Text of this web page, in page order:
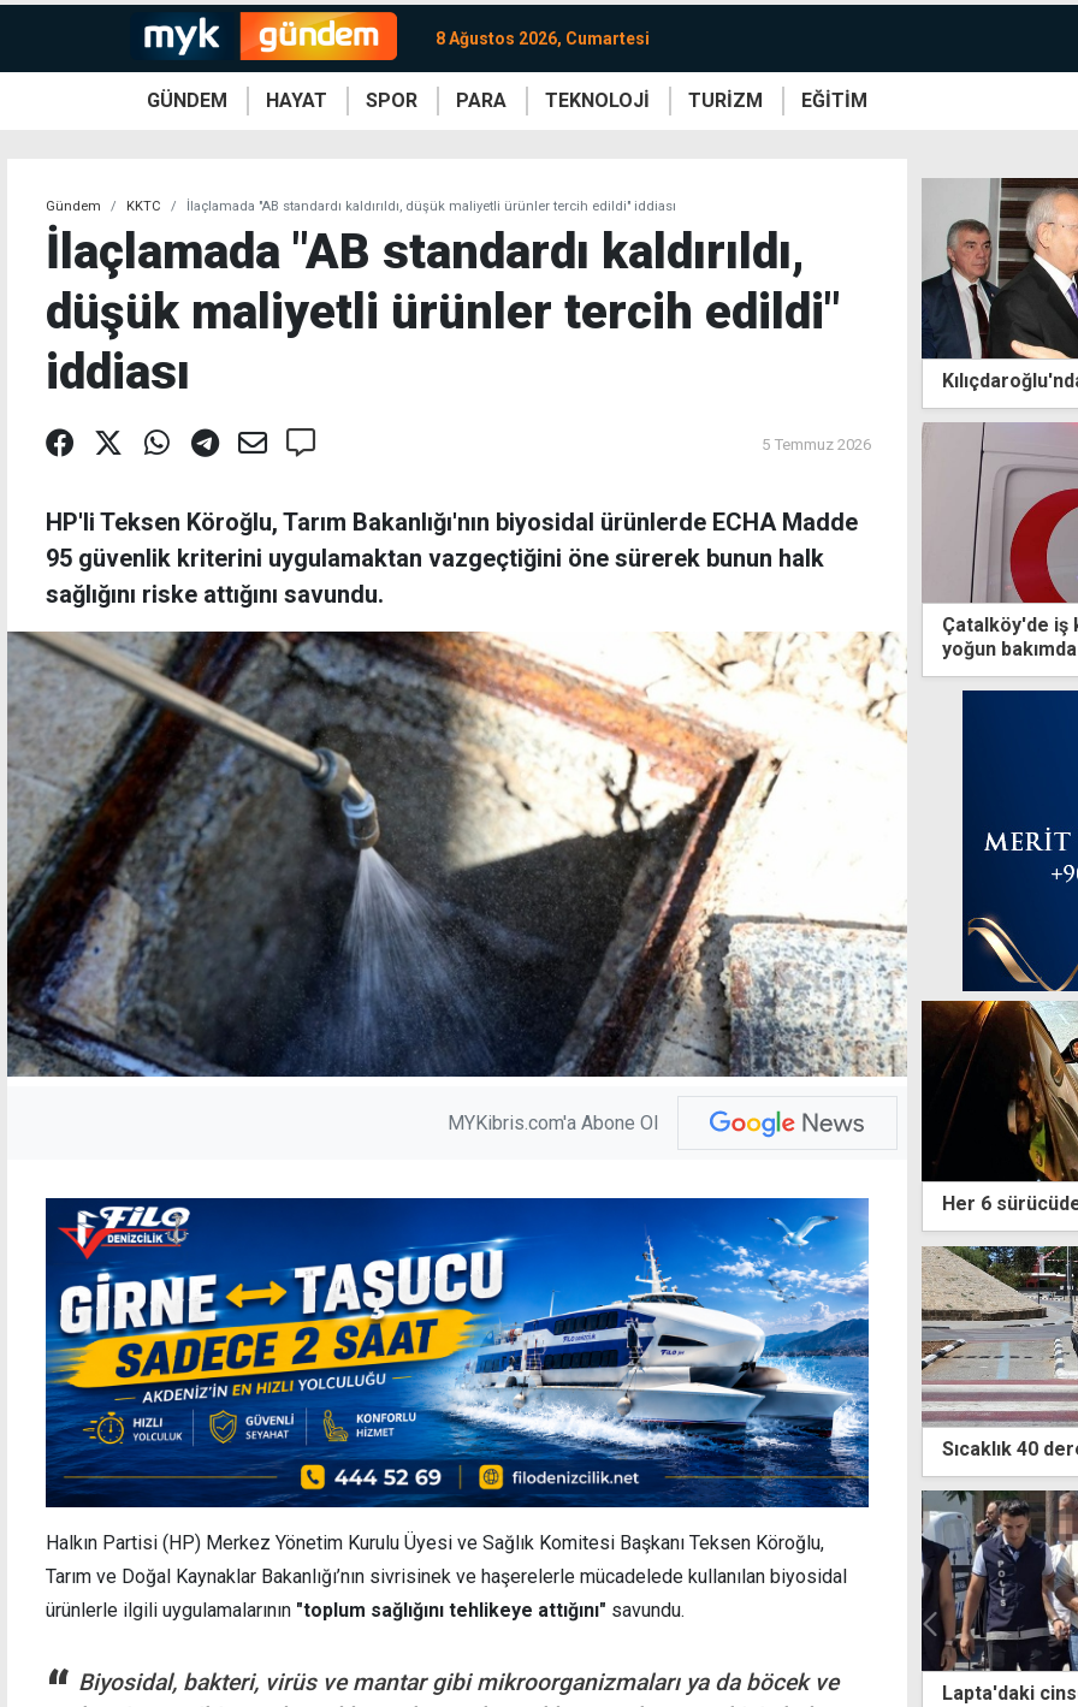
8 Ağustos 2026, Cumartesi
GÜNDEM HAYAT SPOR PARA TEKNOLOJİ TURİZM EĞİTİM
Gündem KKTC İlaçlamada "AB standardı kaldırıldı, düşük maliyetli ürünler tercih edildi" iddiası
İlaçlamada "AB standardı kaldırıldı,
düşük maliyetli ürünler tercih edildi"
iddiası
5 Temmuz 2026
HP'li Teksen Köroğlu, Tarım Bakanlığı'nın biyosidal ürünlerde ECHA Madde
95 güvenlik kriterini uygulamaktan vazgeçtiğini öne sürerek bunun halk
sağlığını riske attığını savundu.
MYKibris.com'a Abone Ol
Halkın Partisi (HP) Merkez Yönetim Kurulu Üyesi ve Sağlık Komitesi Başkanı Teksen Köroğlu,
Tarım ve Doğal Kaynaklar Bakanlığı’nın sivrisinek ve haşerelerle mücadelede kullanılan biyosidal
ürünlerle ilgili uygulamalarının "toplum sağlığını tehlikeye attığını" savundu.
Biyosidal, bakteri, virüs ve mantar gibi mikroorganizmaları ya da böcek ve
Çatalköy'de iş
yoğun bakımda
Her 6
Sıcaklık 40
"Guterres'in ziyareti önemli ve olumlu,
Lapta'daki cinsel taciz soruşturmasında
AK Parti'li